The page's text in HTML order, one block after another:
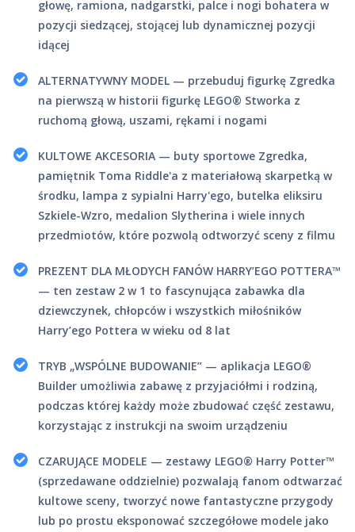
głowę, ramiona, nadgarstki, palce i nogi bohatera w
pozycji siedzącej, stojącej lub dynamicznej pozycji
idącej
ALTERNATYWNY MODEL — przebuduj figurkę Zgredka
na pierwszą w historii figurkę LEGO® Stworka z
ruchomą głową, uszami, rękami i nogami
KULTOWE AKCESORIA — buty sportowe Zgredka,
pamiętnik Toma Riddle'a z materiałową skarpetką w
środku, lampa z sypialni Harry'ego, butelka eliksiru
Szkiele-Wzro, medalion Slytherina i wiele innych
przedmiotów, które pozwolą odtworzyć sceny z filmu
PREZENT DLA MŁODYCH FANÓW HARRY’EGO POTTERA™
— ten zestaw 2 w 1 to fascynująca zabawka dla
dziewczynek, chłopców i wszystkich miłośników
Harry’ego Pottera w wieku od 8 lat
TRYB „WSPÓLNE BUDOWANIE” — aplikacja LEGO®
Builder umożliwia zabawę z przyjaciółmi i rodziną,
podczas której każdy może zbudować część zestawu,
korzystając z instrukcji na swoim urządzeniu
CZARUJĄCE MODELE — zestawy LEGO® Harry Potter™
(sprzedawane oddzielnie) pozwalają fanom odtwarzać
kultowe sceny, tworzyć nowe fantastyczne przygody
lub po prostu eksponować szczegółowe modele jako